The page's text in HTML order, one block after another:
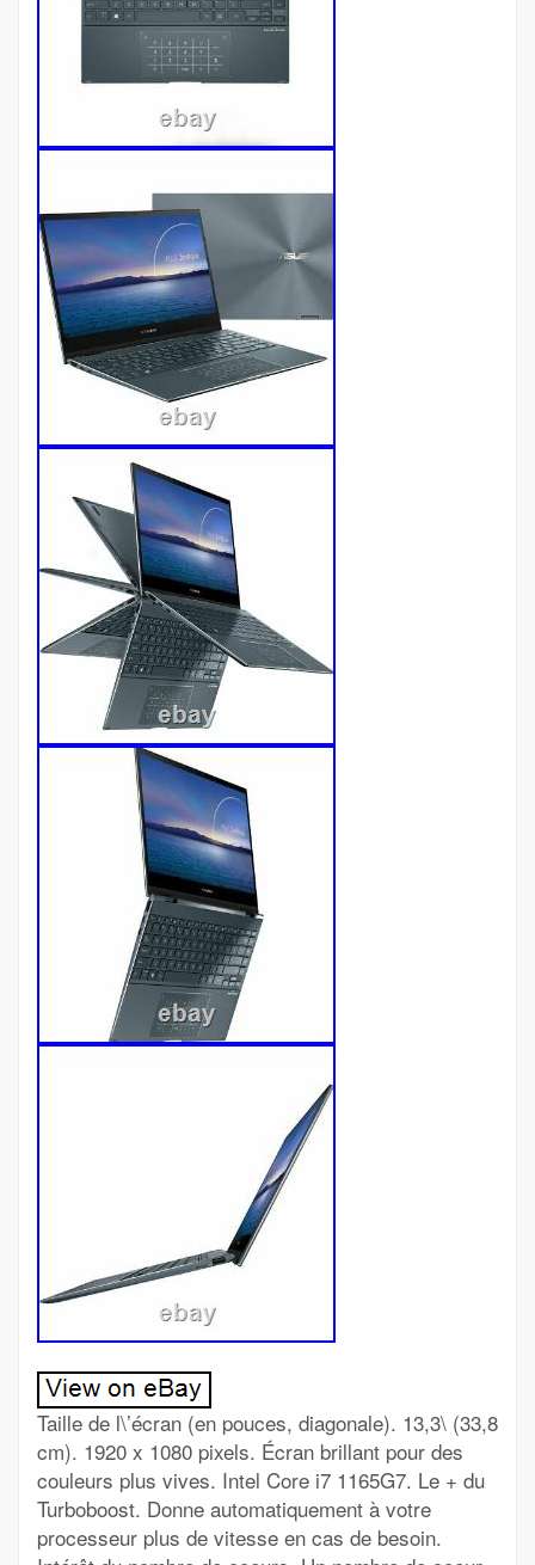
Taille de l\’écran (en pouces, diagonale). 13,3\ (33,8
cm). 1920 x 1080 pixels. Écran brillant pour des
couleurs plus vives. Intel Core i7 1165G7. Le + du
Turboboost. Donne automatiquement à votre
processeur plus de vitesse en cas de besoin.